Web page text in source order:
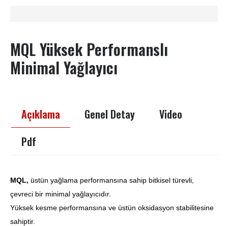
MQL Yüksek Performanslı
Minimal Yağlayıcı
Açıklama Genel Detay
Video
Pdf
MQL, üstün yağlama performansına sahip bitkisel türevli,
çevreci bir minimal yağlayıcıdır.
Yüksek kesme performansına ve üstün oksidasyon stabilitesine
sahiptir.